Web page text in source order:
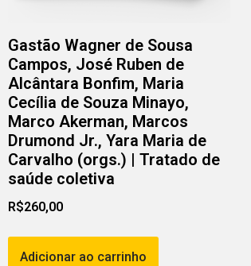
Gastão Wagner de Sousa
Campos, José Ruben de
Alcântara Bonfim, Maria
Cecília de Souza Minayo,
Marco Akerman, Marcos
Drumond Jr., Yara Maria de
Carvalho (orgs.) | Tratado de
saúde coletiva
R$260,00
Adicionar ao carrinho